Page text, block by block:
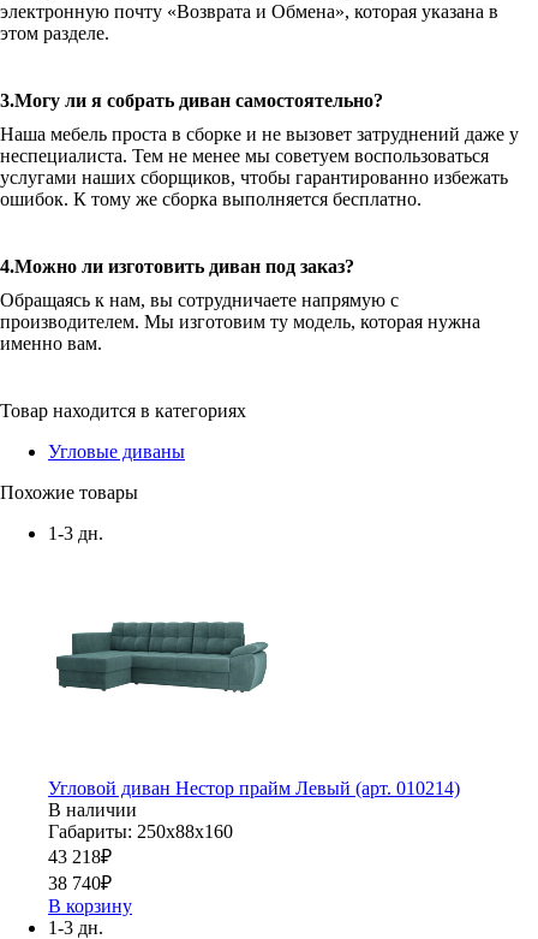
электронную почту «Возврата и Обмена», которая указана в
этом разделе.
3.Могу ли я собрать диван самостоятельно?
Наша мебель проста в сборке и не вызовет затруднений даже у
неспециалиста. Тем не менее мы советуем воспользоваться
услугами наших сборщиков, чтобы гарантированно избежать
ошибок. К тому же сборка выполняется бесплатно.
4.Можно ли изготовить диван под заказ?
Обращаясь к нам, вы сотрудничаете напрямую с
производителем. Мы изготовим ту модель, которая нужна
именно вам.
Товар находится в категориях
Угловые диваны
Похожие товары
1-3 дн.
Угловой диван Нестор прайм Левый (арт. 010214)
В наличии
Габариты: 250х88х160
43 218₽
38 740₽
В корзину
1-3 дн.